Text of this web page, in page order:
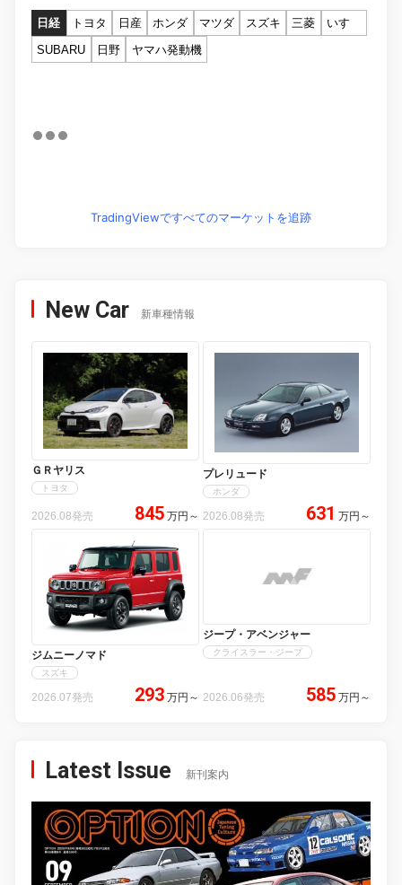
日経 トヨタ 日産 ホンダ マツダ スズキ 三菱
いすゞ
SUBARU
日野 ヤマハ発動機
TradingViewですべてのマーケットを追跡
New Car 新車種情報
ＧＲヤリス
トヨタ
2026.08発売 845 万円 ～
プレリュード
ホンダ
2026.08発売 631 万円 ～
ジムニーノマド
スズキ
2026.07発売 293 万円 ～
ジープ・アベンジャー
クライスラー・ジープ
2026.06発売 585 万円 ～
Latest Issue 新刊案内